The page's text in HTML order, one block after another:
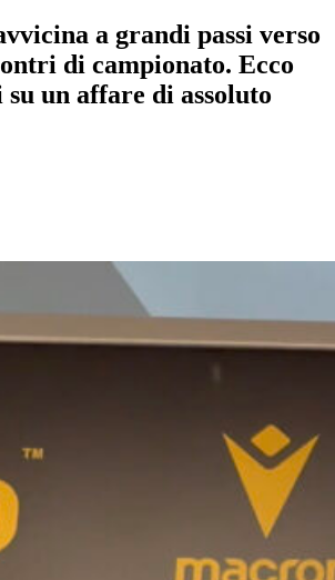
a grandi passi verso
di campionato. Ecco
un affare di assoluto